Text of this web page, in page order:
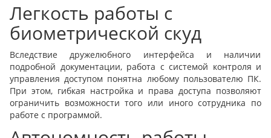
Легкость работы с
биометрической скуд
Вследствие дружелюбного интерфейса и наличии
подробной документации, работа с системой контроля и
управления доступом понятна любому пользователю ПК.
При этом, гибкая настройка и права доступа позволяют
ограничить возможности того или иного сотрудника по
работе с программой.